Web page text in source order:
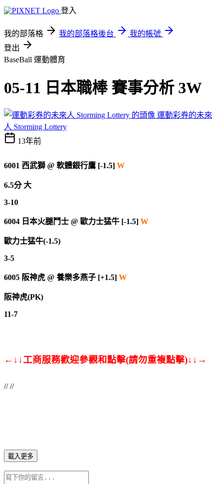
登入
我的部落格 我的部落格後台
我的帳號
登出
BaseBall 運動體育
05-11 日本職棒 賽事分析 3W
運動彩券的未來
人 Storming Lottery
13年前
6001 西武獅 @ 軟體銀行鷹 [-1.5] W
6.5分 大
3-10
6004 日本火腿鬥士 @ 歐力士猛牛 [-1.5] W
歐力士猛牛(-1.5)
3-5
6005 阪神虎 @ 養樂多燕子 [+1.5] W
阪神虎(PK)
11-7
←↓↓工商服務歡迎參觀和點擊(請勿重複點擊)↓↓→
// //
載入更多